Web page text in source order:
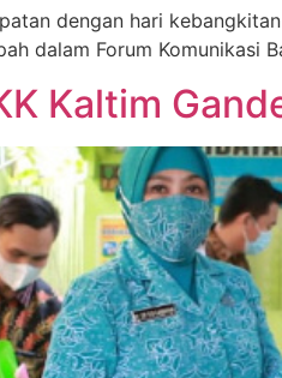
dengan hari
dalam Forum Komunikasi
Kaltim